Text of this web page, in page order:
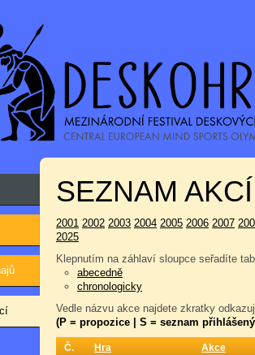
SEZNAM
2001 2002 2003 2004 2005 2006 2007
2025
Klepnutím na záhlaví sloupce seřadíte
abecedně
chronologicky
Vedle názvu akce najdete zkratky
(P = propozice | S = seznam
Č. Hra Akce